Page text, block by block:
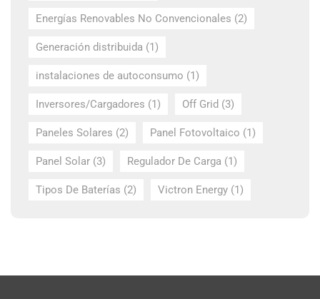
Energías Renovables No Convencionales (2)
Generación distribuida (1)
instalaciones de autoconsumo (1)
Inversores/Cargadores (1) Off Grid (3)
Paneles Solares (2) Panel Fotovoltaico (1)
Panel Solar (3) Regulador De Carga (1)
Tipos De Baterías (2) Victron Energy (1)